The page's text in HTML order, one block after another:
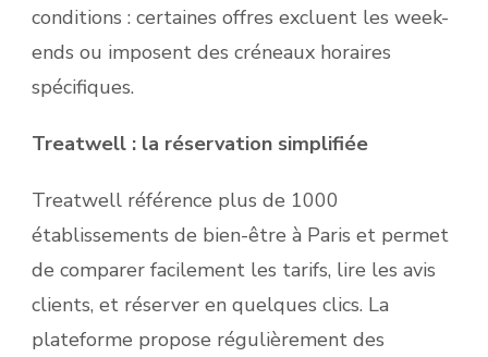
conditions : certaines offres excluent les week-
ends ou imposent des créneaux horaires
spécifiques.
Treatwell : la réservation simplifiée
Treatwell référence plus de 1000
établissements de bien-être à Paris et permet
de comparer facilement les tarifs, lire les avis
clients, et réserver en quelques clics. La
plateforme propose régulièrement des